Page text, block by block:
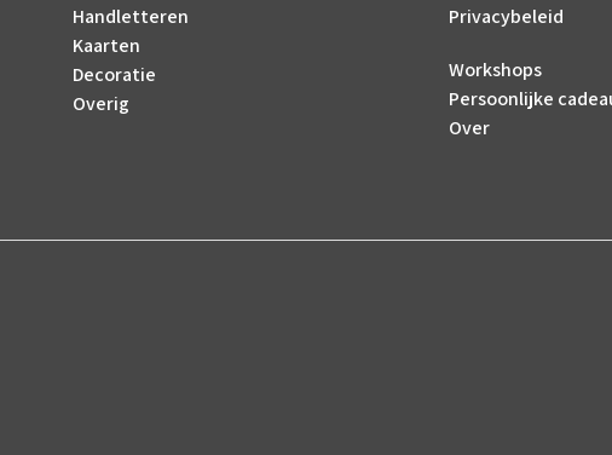
Handletteren
Kaarten
Decoratie
Overig
Privacybeleid
Workshops
Persoonlijke
Over